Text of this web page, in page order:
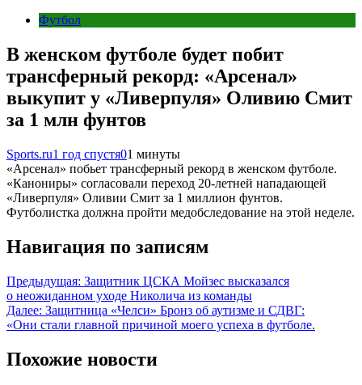
Футбол
В женском футболе будет побит
трансферный рекорд: «Арсенал»
выкупит у «Ливерпуля» Оливию Смит
за 1 млн фунтов
Sports.ru1 год спустя01 минуты
«Арсенал» побьет трансферный рекорд в женском футболе.
«Канониры» согласовали переход 20-летней нападающей
«Ливерпуля» Оливии Смит за 1 миллион фунтов.
Футболистка должна пройти медобследование на этой неделе.
Навигация по записям
Предыдущая: Защитник ЦСКА Мойзес высказался
о неожиданном уходе Николича из команды
Далее: Защитница «Челси» Бронз об аутизме и СДВГ:
«Они стали главной причиной моего успеха в футболе.
Похожие новости